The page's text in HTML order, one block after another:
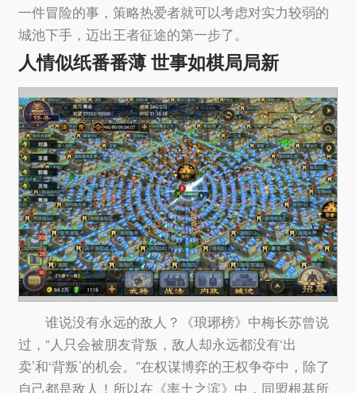
一件冒险的事，策略热爱者就可以考虑对实力较弱的
城池下手，迈出王者征途的第一步了。
人情似纸番番薄 世事如棋局局新
谁说没有永远的敌人？《琅琊榜》中梅长苏曾说
过，“人只会被朋友背叛，敌人却永远都没有‘出
卖’和‘背叛’的机会。”在权谋博弈的王权争夺中，除了
自己都是敌人！所以在《率土之滨》中，同盟根基所